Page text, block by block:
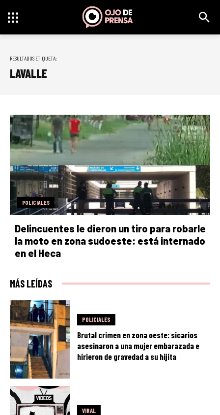
RESULTADOS ETIQUETA:
LAVALLE
POLICIALES
Delincuentes le dieron un tiro para robarle
la moto en zona sudoeste: está internado
en el Heca
MÁS LEÍDAS
POLICIALES
Brutal crimen en zona oeste: sicarios
asesinaron a una mujer embarazada e
hirieron de gravedad a su hijita
VIRAL